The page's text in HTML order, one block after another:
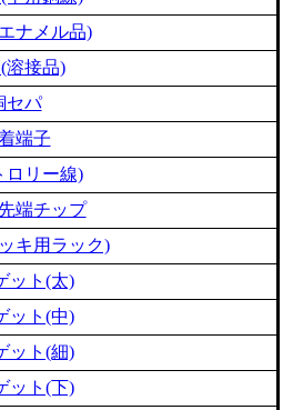
ナメル品)
溶接品)
セパ
端子
ロリー線)
端チップ
キ用ラック)
ット(太)
ット(中)
ット(細)
ット(下)